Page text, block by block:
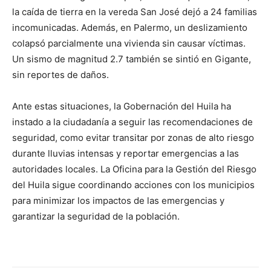
la caída de tierra en la vereda San José dejó a 24 familias
incomunicadas. Además, en Palermo, un deslizamiento
colapsó parcialmente una vivienda sin causar víctimas.
Un sismo de magnitud 2.7 también se sintió en Gigante,
sin reportes de daños.
Ante estas situaciones, la Gobernación del Huila ha
instado a la ciudadanía a seguir las recomendaciones de
seguridad, como evitar transitar por zonas de alto riesgo
durante lluvias intensas y reportar emergencias a las
autoridades locales. La Oficina para la Gestión del Riesgo
del Huila sigue coordinando acciones con los municipios
para minimizar los impactos de las emergencias y
garantizar la seguridad de la población.